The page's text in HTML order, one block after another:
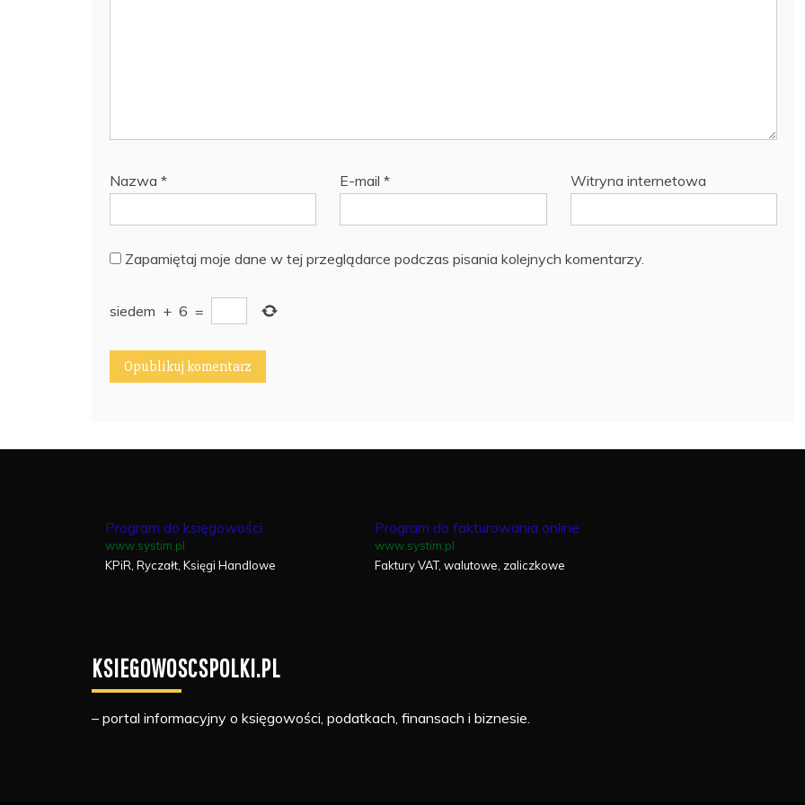
Nazwa * E-mail* Witryna internetowa
Zapamiętaj moje dane w tej przeglądarce podczas pisania kolejnych komentarzy.
siedem + 6 =
Program do księgowości
www.systim.pl
KPiR, Ryczałt, Księgi Handlowe
Program do fakturowania online
www.systim.pl
Faktury VAT, walutowe, zaliczkowe
KSIEGOWOSCSPOLKI.PL
– portal informacyjny o księgowości, podatkach, finansach i biznesie.